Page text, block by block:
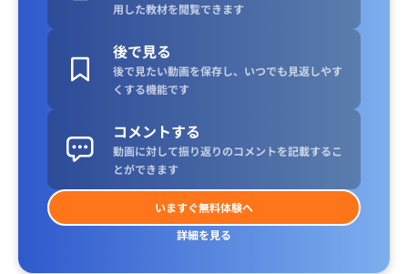
用した教材を閲覧できます
後で見る
後で見たい動画を保存し、いつでも見返しやす
くする機能です
コメントする
動画に対して振り返りのコメントを記載するこ
とができます
いますぐ無料体験へ
詳細を見る